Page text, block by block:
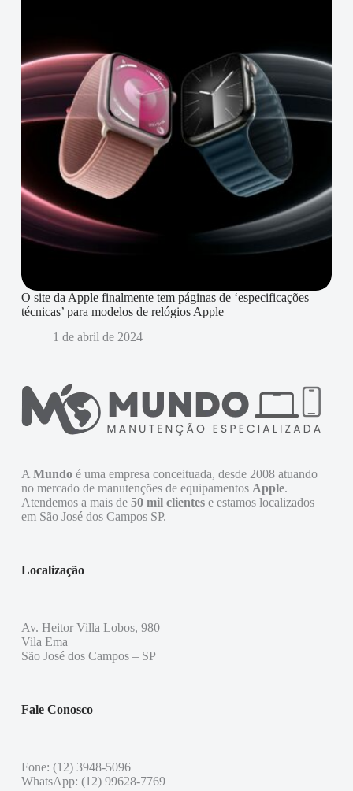
O site da Apple finalmente tem páginas de ‘especificações
técnicas’ para modelos de relógios Apple
1 de abril de 2024
A Mundoé uma empresa conceituada, desde 2008 atuando
no mercado de manutenções de equipamentos Apple.
Atendemos a mais de 50 mil clientese estamos localizados
em São José dos Campos SP.
Localização
Av. Heitor Villa Lobos, 980
Vila Ema
São José dos Campos – SP
Fale Conosco
Fone: (12) 3948-5096
WhatsApp: (12) 99628-7769